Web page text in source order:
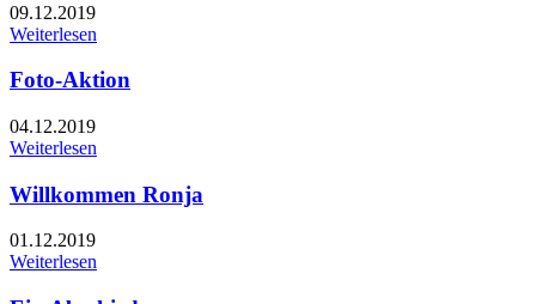
09.12.2019
Weiterlesen
Foto-Aktion
04.12.2019
Weiterlesen
Willkommen Ronja
01.12.2019
Weiterlesen